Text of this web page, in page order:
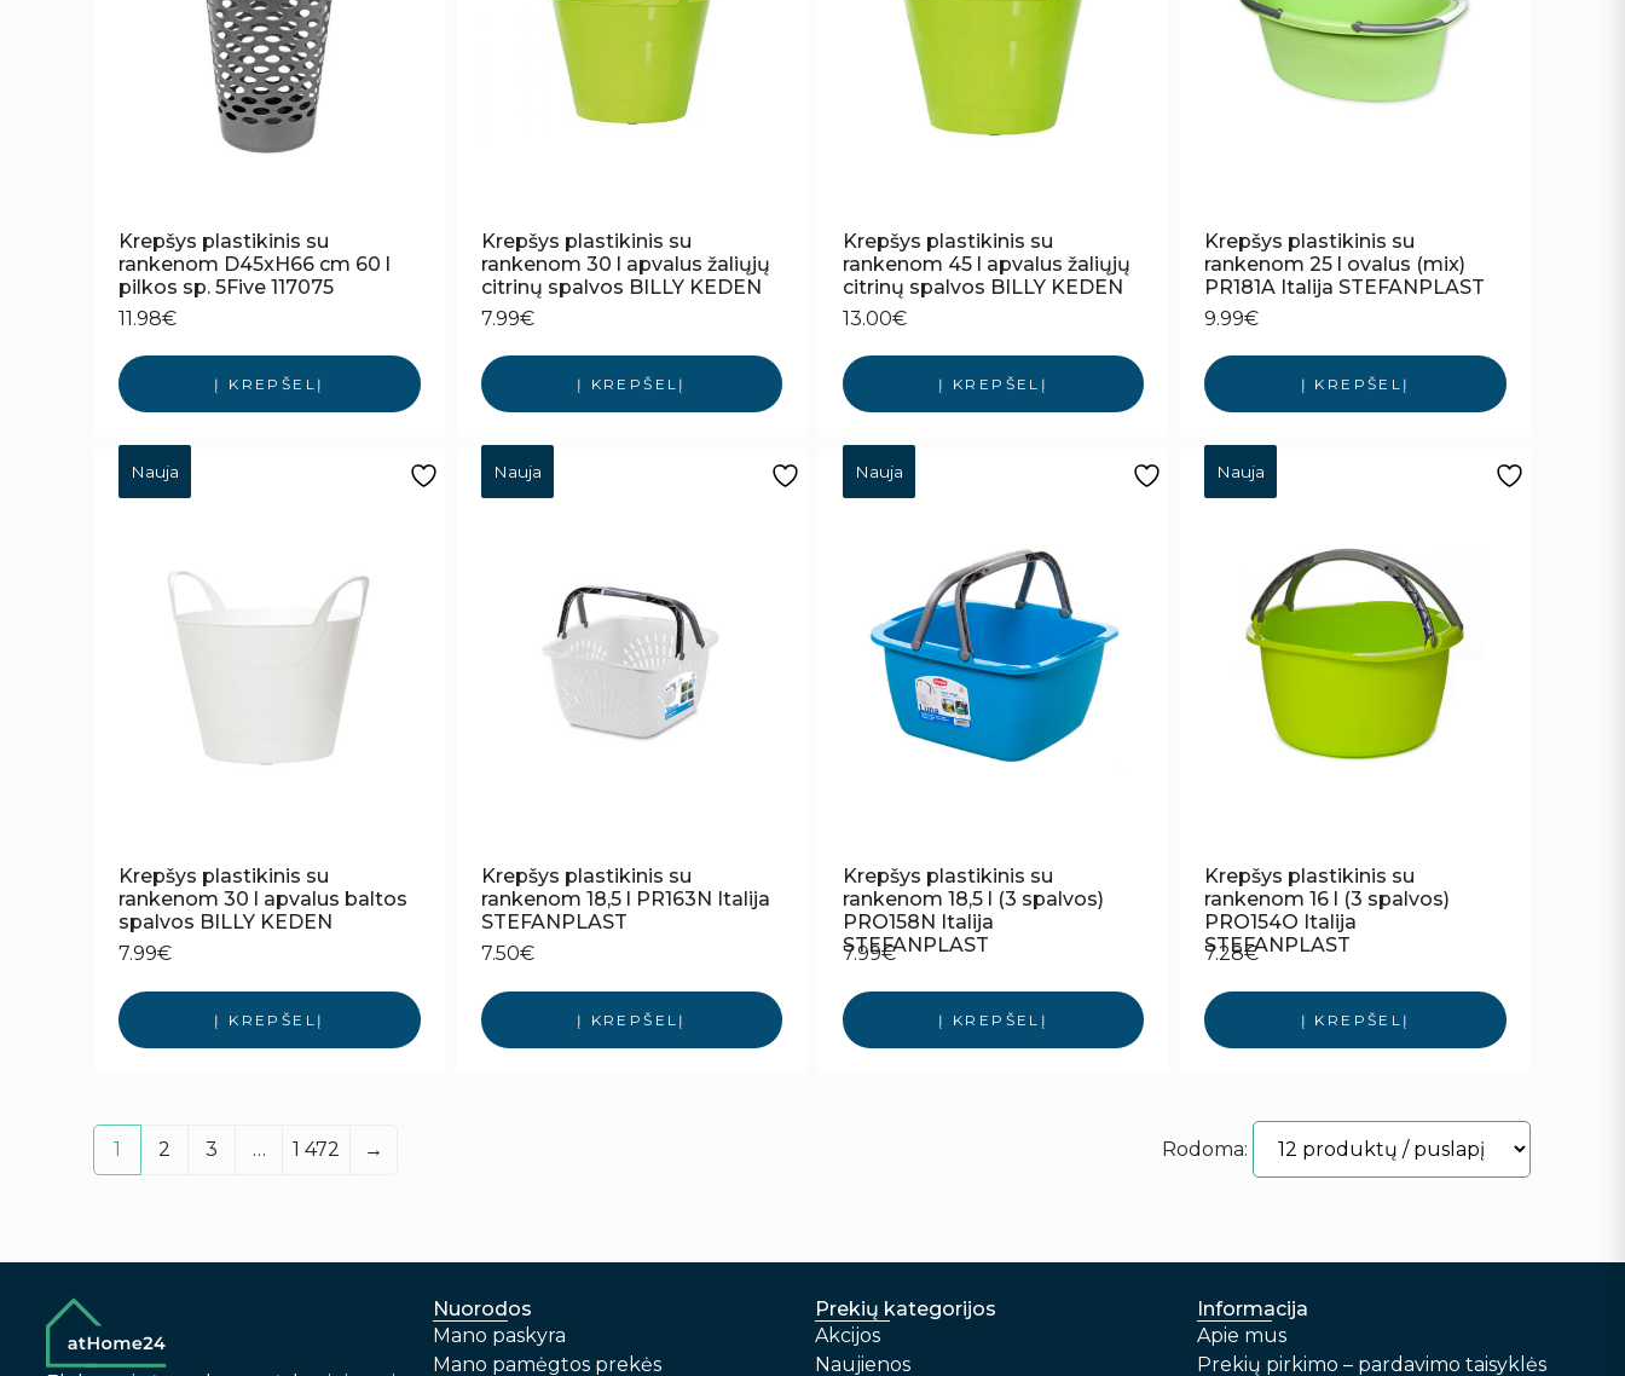
Krepšys plastikinis su
rankenom D45xH66 cm 60 l
pilkos sp. 5Five 117075
11.98€
Į KREPŠELĮ
Krepšys plastikinis su
rankenom 30 l apvalus žaliųjų
citrinų spalvos BILLY KEDEN
7.99€
Į KREPŠELĮ
Krepšys plastikinis su
rankenom 45 l apvalus žaliųjų
citrinų spalvos BILLY KEDEN
13.00€
Į KREPŠELĮ
Krepšys plastikinis su
rankenom 25 l ovalus (mix)
PR181A Italija STEFANPLAST
9.99€
Į KREPŠELĮ
Nauja
Krepšys plastikinis su
rankenom 30 l apvalus baltos
spalvos BILLY KEDEN
7.99€
Į KREPŠELĮ
Nauja
Krepšys plastikinis su
rankenom 18,5 l PR163N Italija
STEFANPLAST
7.50€
Į KREPŠELĮ
Nauja
Krepšys plastikinis su
rankenom 18,5 l (3 spalvos)
PRO158N Italija
STEFANPLAST
7.99€
Į KREPŠELĮ
Nauja
Krepšys plastikinis su
rankenom 16 l (3 spalvos)
PRO154O Italija
STEFANPLAST
7.28€
Į KREPŠELĮ
1 2 3 … 1 472 → Rodoma:
Nuorodos
Mano paskyra
Mano pamėgtos prekės
Prekių kategorijos
Akcijos
Naujienos
Informacija
Apie mus
Prekių pirkimo – pardavimo taisyklės